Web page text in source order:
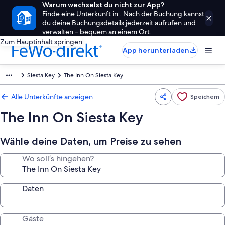
Warum wechselst du nicht zur App?
Finde eine Unterkunft in . Nach der Buchung kannst
du deine Buchungsdetails jederzeit aufrufen und
verwalten – bequem an einem Ort.
Zum Hauptinhalt springen
App herunterladen
Siesta Key The Inn On Siesta Key
Alle Unterkünfte anzeigen Speichern
The Inn On Siesta Key
Wähle deine Daten, um Preise zu sehen
Wo soll’s hingehen?
Daten
Gäste